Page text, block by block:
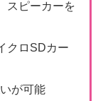
スピーカーを
クロSDカー
が可能